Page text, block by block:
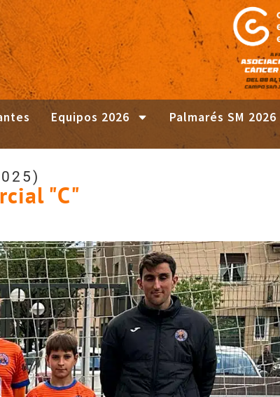
Equipos 2026 Palmarés SM 2026
"C"